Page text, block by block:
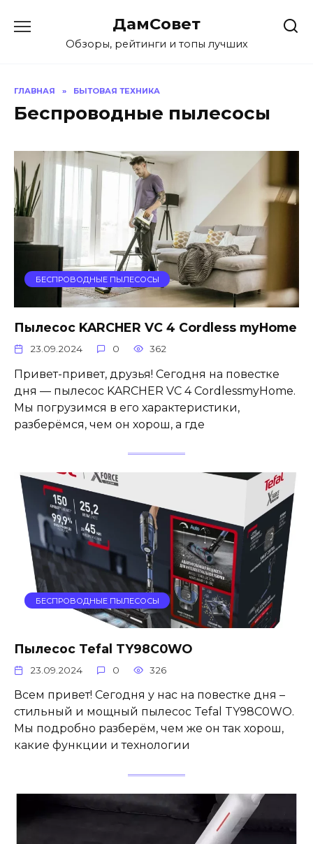
содержанию
ДамСовет
Обзоры, рейтинги и топы лучших
ГЛАВНАЯ » БЫТОВАЯ ТЕХНИКА
Беспроводные пылесосы
БЕСПРОВОДНЫЕ ПЫЛЕСОСЫ
Пылесос KARCHER VC 4 Cordless myHome
23.09.2024 0 362
Привет-привет, друзья! Сегодня на повестке
дня — пылесос KARCHER VC 4 CordlessmyHome.
Мы погрузимся в его характеристики,
разберёмся, чем он хорош, а где
БЕСПРОВОДНЫЕ ПЫЛЕСОСЫ
Пылесос Tefal TY98C0WO
23.09.2024 0 326
Всем привет! Сегодня у нас на повестке дня –
стильный и мощный пылесос Tefal TY98C0WO.
Мы подробно разберём, чем же он так хорош,
какие функции и технологии